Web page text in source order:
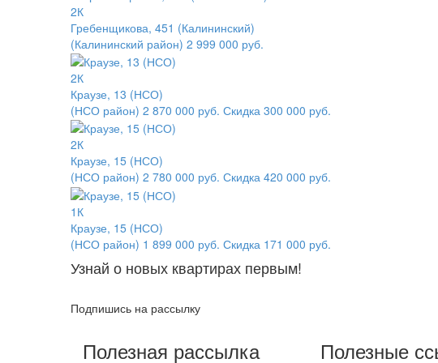
2К
Гребенщикова, 451 (Калининский)
(Калининский район) 2 999 000 руб.
2К
Краузе, 13 (НСО)
(НСО район) 2 870 000 руб. Скидка 300 000 руб.
2К
Краузе, 15 (НСО)
(НСО район) 2 780 000 руб. Скидка 420 000 руб.
1К
Краузе, 15 (НСО)
(НСО район) 1 899 000 руб. Скидка 171 000 руб.
Узнай о новых квартирах первым!
Подпишись на рассылку
Полезная рассылка Полезные